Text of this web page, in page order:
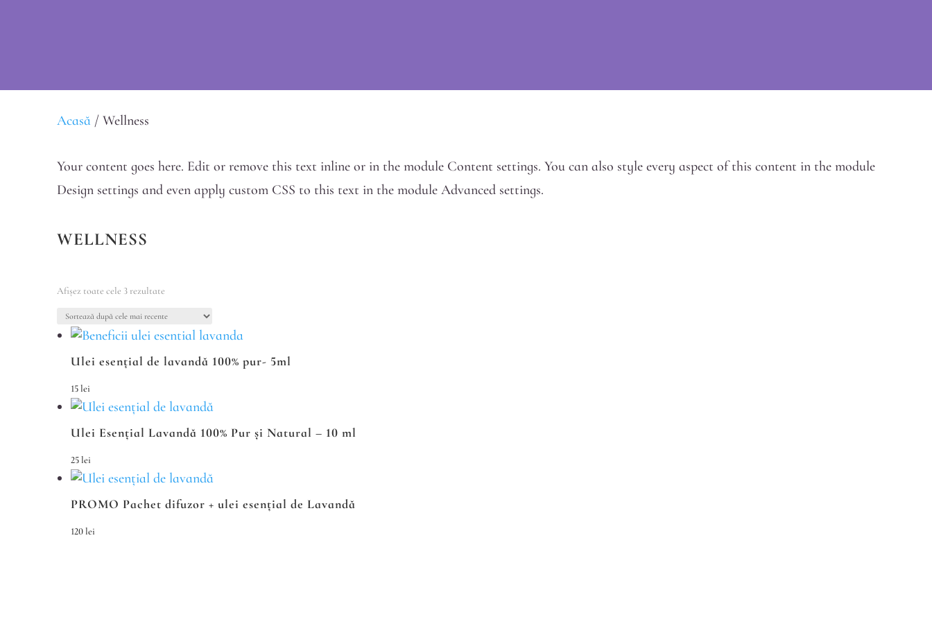
Acasă / Wellness
Your content goes here. Edit or remove this text inline or in the module Content settings. You can also style every aspect of this content in the module
Design settings and even apply custom CSS to this text in the module Advanced settings.
WELLNESS
Afișez toate cele 3 rezultate
după
cele
mai
Ulei esențial de lavandă 100% pur- 5ml
15lei
Ulei Esențial Lavandă 100% Pur și Natural – 10 ml
25lei
PROMO Pachet difuzor + ulei esențial de Lavandă
120lei